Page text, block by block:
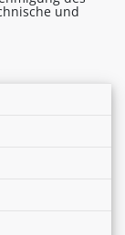
und